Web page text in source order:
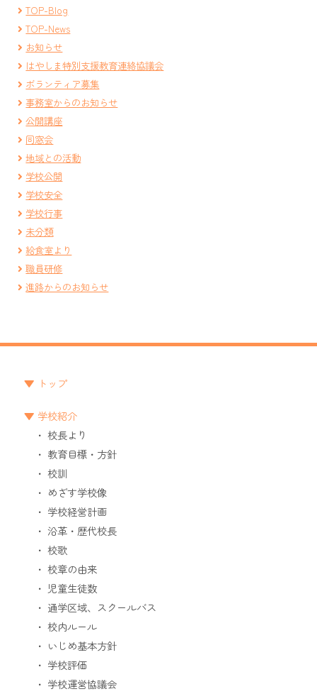
TOP-Blog
TOP-News
お知らせ
はやしま特別支援教育連絡協議会
ボランティア募集
事務室からのお知らせ
公開講座
同窓会
地域との活動
学校公開
学校安全
学校行事
未分類
給食室より
職員研修
進路からのお知らせ
トップ
学校紹介
校長より
教育目標・方針
校訓
めざす学校像
学校経営計画
沿革・歴代校長
校歌
校章の由来
児童生徒数
通学区域、スクールバス
校内ルール
いじめ基本方針
学校評価
学校運営協議会